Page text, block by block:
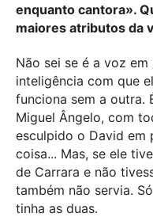
enquanto cantora».
maiores atributos da
Não sei se é a voz
inteligência com que
funciona sem a outra.
Miguel Ângelo, com
esculpido o David em
coisa... Mas, se ele
de Carrara e não
também não servia.
tinha as duas.